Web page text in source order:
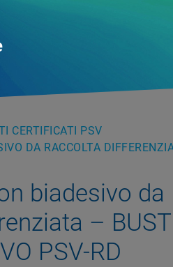
CERTIFICATI PSV
DA RACCOLTA
biadesivo da
–
PSV-RD